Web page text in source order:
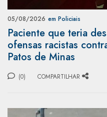
05/08/2026 em Policiais
Paciente que teria
ofensas racistas
Patos de Minas
(0) COMPARTILHAR